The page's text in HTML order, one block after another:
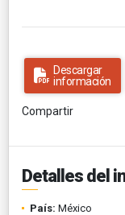
Descargar
información
Compartir
Detalles del
País: México